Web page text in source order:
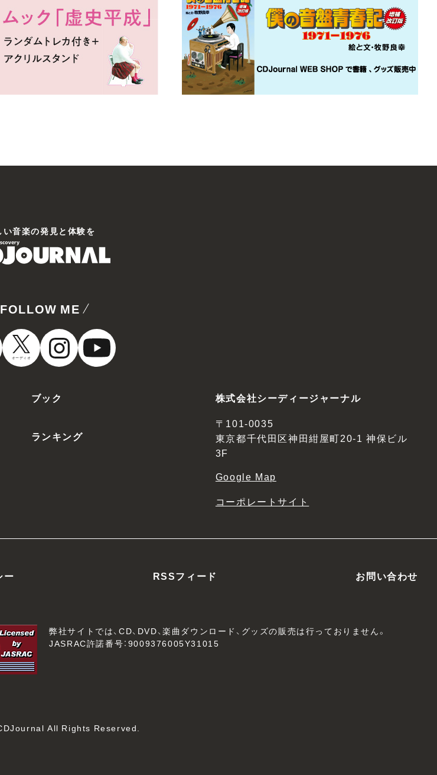
い⾳楽の発⾒と体験を
FOLLOW ME
オーディオ
ブック
ランキング
株式会社シーディージャーナル
〒101-0035
東京都千代田区神田紺屋町20-1 神保ビル
3F
Google Map
コーポレートサイト
ー RSSフィード お問い合わせ
弊社サイトでは、CD、DVD、楽曲ダウンロード、グッズの販売は行っておりません。
JASRAC許諾番号：9009376005Y31015
All Rights Reserved.